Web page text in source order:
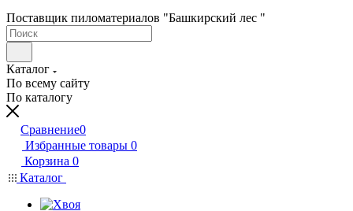
Поставщик пиломатериалов "Башкирский лес "
Каталог
По всему сайту
По каталогу
Сравнение0
Избранные товары 0
Корзина 0
Каталог